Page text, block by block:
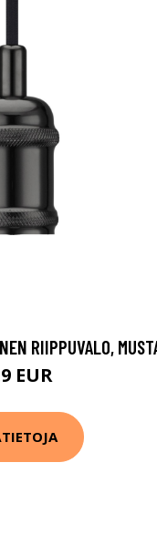
RIIPPUVALO,
EUR